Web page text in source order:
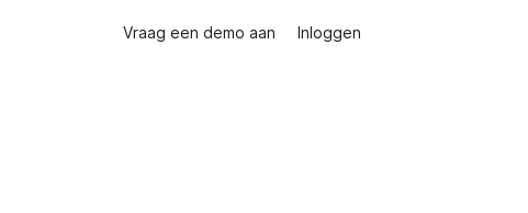
Vraag een demo aan Inloggen